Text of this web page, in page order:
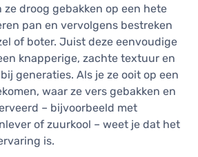
droog gebakken op een hete
pan en vervolgens bestreken
of boter. Juist deze eenvoudige
knapperige, zachte textuur en
generaties. Als je ze ooit op een
waar ze vers gebakken en
– bijvoorbeeld met
of zuurkool – weet je dat het
is.